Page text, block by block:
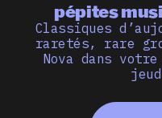
pépites
Classiques
raretés, rare
Nova dans